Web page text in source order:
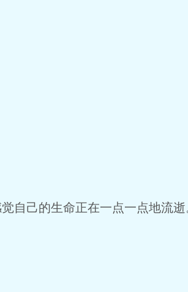
自己的生命正在一点一点地流逝